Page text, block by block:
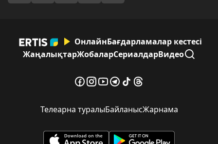
ОнлайнБағдарламалар кестесі
ЖаңалықтарЖобаларСериалдарВидео
Телеарна туралыБайланысЖарнама